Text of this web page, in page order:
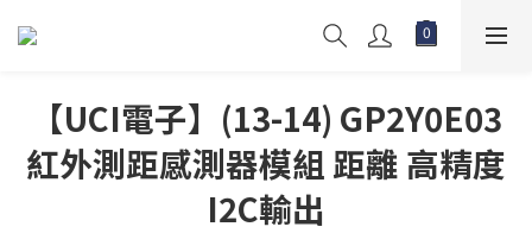
【UCI電子】(13-14) GP2Y0E03
紅外測距感測器模組 距離 高精度
I2C輸出